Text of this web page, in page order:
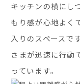
キッチンの横にし
もり感が心地よく
入りのスペースで
さまが迅速に行動
っています。